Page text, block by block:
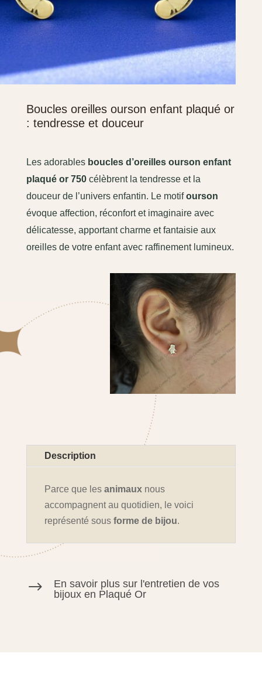
Boucles oreilles ourson enfant plaqué or
: tendresse et douceur
Les adorables boucles d’oreilles ourson enfant
plaqué or 750célèbrent la tendresse et la
douceur de l’univers enfantin. Le motifourson
évoque affection, réconfort et imaginaire avec
délicatesse, apportant charme et fantaisie aux
oreilles de votre enfant avec raffinement lumineux.
Description
Parce que les animauxnous
accompagnent au quotidien, le voici
représenté sous forme de bijou.
$
En savoir plus sur l'entretien de vos
bijoux en Plaqué Or